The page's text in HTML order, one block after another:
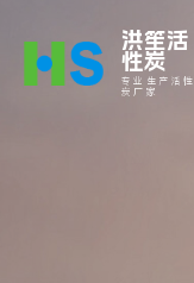
洪笙活
性炭
专业生产活性
炭厂家